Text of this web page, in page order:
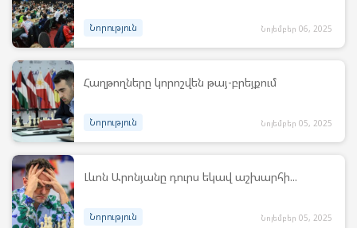
Նորություն Նոյեմբեր 06, 2025
Հաղթողները կորոշվեն թայ-բրեյքում
Նորություն Նոյեմբեր 05, 2025
Լևոն Արոնյանը դուրս եկավ աշխարհի...
Նորություն Նոյեմբեր 05, 2025